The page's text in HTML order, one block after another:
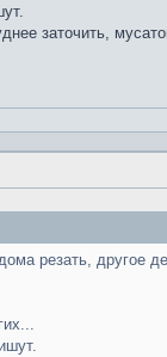
заточить,
резать, другое